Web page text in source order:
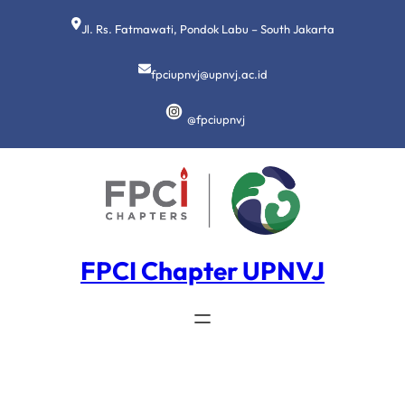
Jl. Rs. Fatmawati, Pondok Labu – South Jakarta
fpciupnvj@upnvj.ac.id
@fpciupnvj
FPCI Chapter UPNVJ